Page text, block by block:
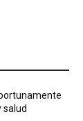
salud